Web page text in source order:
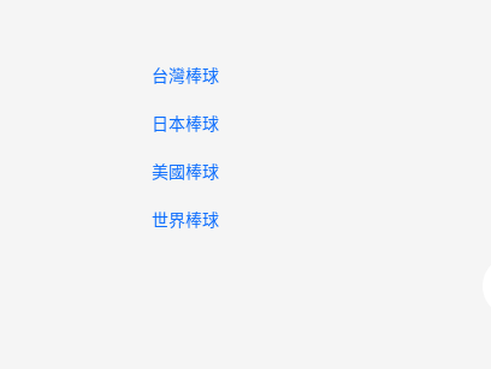
台灣棒球
日本棒球
美國棒球
世界棒球